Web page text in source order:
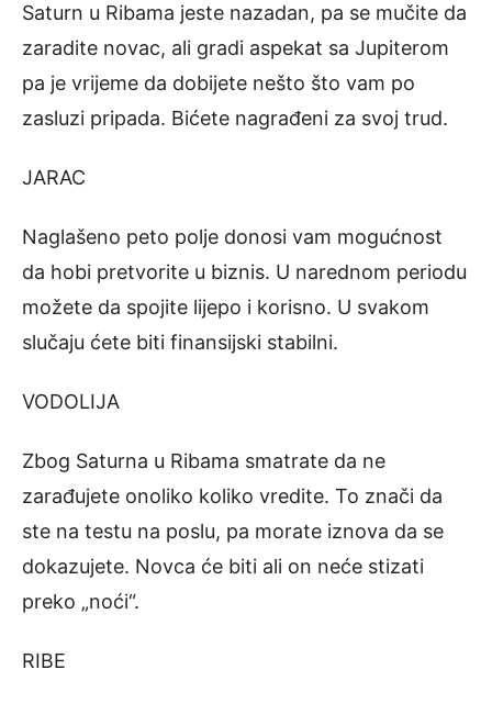
Saturn u Ribama jeste nazadan, pa se mučite da
zaradite novac, ali gradi aspekat sa Jupiterom
pa je vrijeme da dobijete nešto što vam po
zasluzi pripada. Bićete nagrađeni za svoj trud.
JARAC
Naglašeno peto polje donosi vam mogućnost
da hobi pretvorite u biznis. U narednom periodu
možete da spojite lijepo i korisno. U svakom
slučaju ćete biti finansijski stabilni.
VODOLIJA
Zbog Saturna u Ribama smatrate da ne
zarađujete onoliko koliko vredite. To znači da
ste na testu na poslu, pa morate iznova da se
dokazujete. Novca će biti ali on neće stizati
preko „noći“.
RIBE